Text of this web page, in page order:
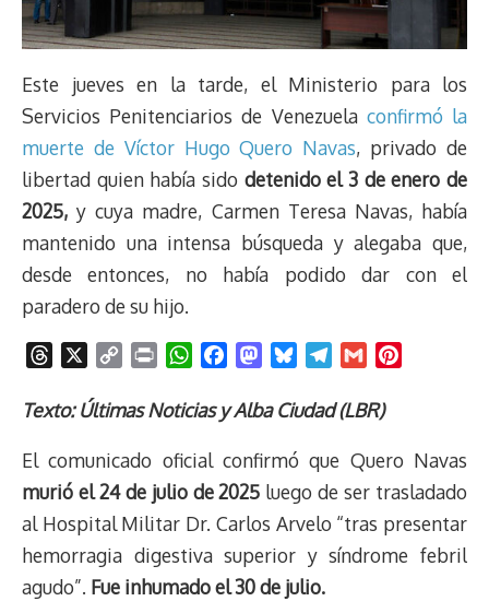
Este jueves en la tarde, el Ministerio para los
Servicios Penitenciarios de Venezuela confirmó la
muerte de Víctor Hugo Quero Navas, privado de
libertad quien había sido detenido el 3 de enero de
2025, y cuya madre, Carmen Teresa Navas, había
mantenido una intensa búsqueda y alegaba que,
desde entonces, no había podido dar con el
paradero de su hijo.
r
a
d
s
p
L
i
n
i
t
W
a
s
A
p
c
b
o
M
s
o
d
u
s
k
l
g
r
a
a
l
e
r
t
Texto: Últimas Noticias y Alba Ciudad (LBR)
El comunicado oficial confirmó que Quero Navas
murió el 24 de julio de 2025 luego de ser trasladado
al Hospital Militar Dr. Carlos Arvelo “tras presentar
hemorragia digestiva superior y síndrome febril
agudo”. Fue inhumado el 30 de julio.